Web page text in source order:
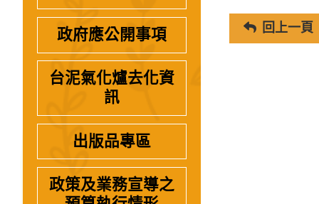
政府應公開事項
台泥氣化爐去化資
訊
出版品專區
政策及業務宣導之
回上一頁